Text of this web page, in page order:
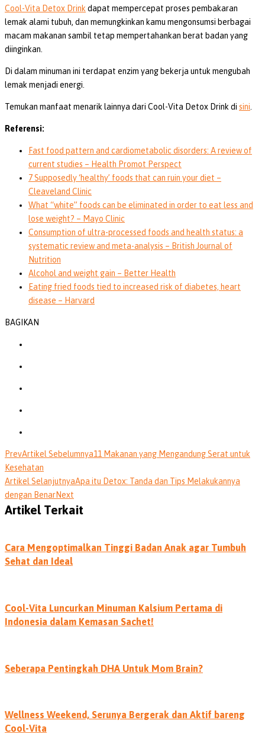
Cool-Vita Detox Drink dapat mempercepat proses pembakaran
lemak alami tubuh, dan memungkinkan kamu mengonsumsi berbagai
macam makanan sambil tetap mempertahankan berat badan yang
diinginkan.
Di dalam minuman ini terdapat enzim yang bekerja untuk mengubah
lemak menjadi energi.
Temukan manfaat menarik lainnya dari Cool-Vita Detox Drink di sini
Referensi:
Fast food pattern and cardiometabolic disorders: A review of
current studies – Health Promot Perspect
7 Supposedly ‘healthy’ foods that can ruin your diet –
Cleaveland Clinic
What “white” foods can be eliminated in order to eat less and
lose weight? – Mayo Clinic
Consumption of ultra-processed foods and health status: a
systematic review and meta-analysis – British Journal of
Nutrition
Alcohol and weight gain – Better Health
Eating fried foods tied to increased risk of diabetes, heart
disease – Harvard
BAGIKAN
PrevArtikel Sebelumnya11 Makanan yang Mengandung Serat untuk
Kesehatan
Artikel SelanjutnyaApa itu Detox: Tanda dan Tips Melakukannya
dengan BenarNext
Artikel Terkait
Cara Mengoptimalkan Tinggi Badan Anak agar Tumbuh
Sehat dan Ideal
Cool-Vita Luncurkan Minuman Kalsium Pertama di
Indonesia dalam Kemasan Sachet!
Seberapa Pentingkah DHA Untuk Mom Brain?
Wellness Weekend, Serunya Bergerak dan Aktif bareng
Cool-Vita